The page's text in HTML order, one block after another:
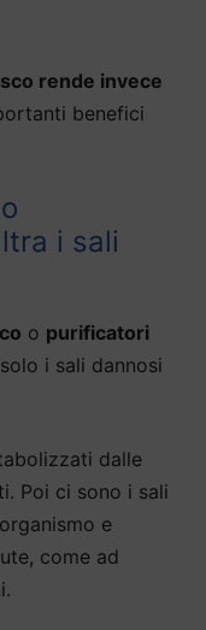
rende invece
benefici
i sali
o purificatori
i sali dannosi
dalle
Poi ci sono i sali
e
come ad